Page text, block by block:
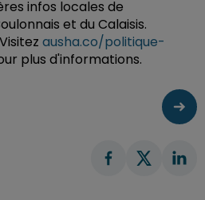
infos locales de
et du Calaisis.
ausha.co/politique-
plus d'informations.